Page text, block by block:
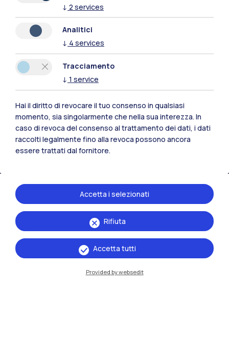
Polimi Community
Tutti i siti dell’ecosistema
↓ 2 services
Analitici
↓ 4 services
Tracciamento
↓ 1 service
Hai il diritto di revocare il tuo consenso in qualsiasi
momento, sia singolarmente che nella sua interezza. In
caso di revoca del consenso al trattamento dei dati, i dati
raccolti legalmente fino alla revoca possono ancora
essere trattati dal fornitore.
Rifiuta
Accetta i selezionati
Accetta tutti
Provided by websedit